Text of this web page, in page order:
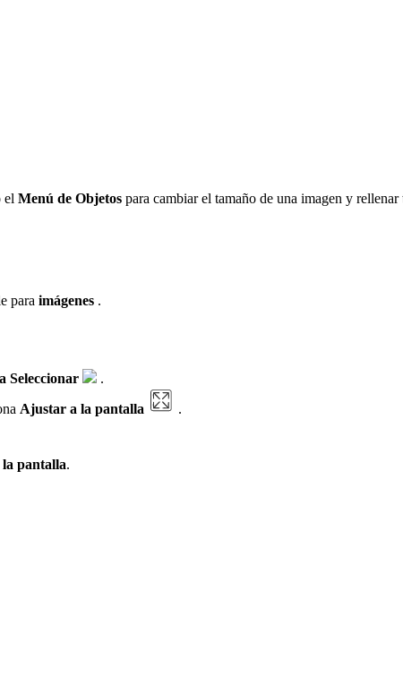
el Menú de Objetos para cambiar el tamaño de una imagen y
para imágenes .
Seleccionar
.
Ajustar a la pantalla
.
pantalla.